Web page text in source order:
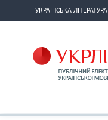
УКРАЇНСЬКА ЛІТЕРАТУРА